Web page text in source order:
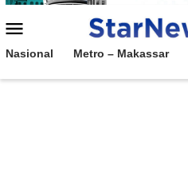
Mobile
Nasional Metro – Makassar